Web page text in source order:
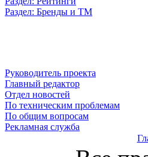
Раздел: Бренды и ТМ
Руководитель проекта
Главный редактор
Отдел новостей
По техническим проблемам
По общим вопросам
Рекламная служба